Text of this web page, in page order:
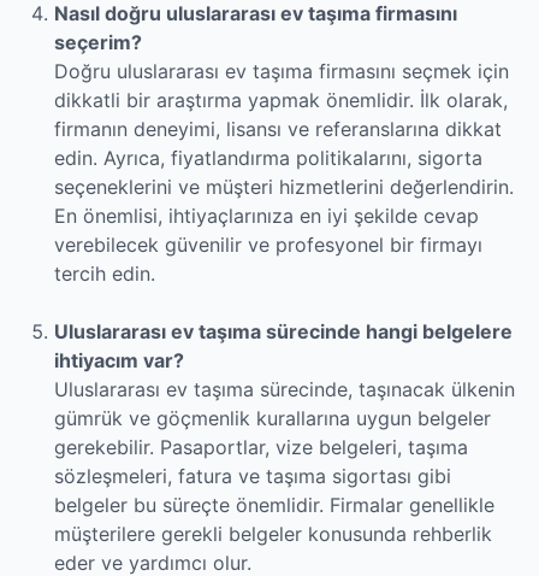
Nasıl doğru uluslararası ev taşıma firmasını
seçerim?
Doğru uluslararası ev taşıma firmasını seçmek için
dikkatli bir araştırma yapmak önemlidir. İlk olarak,
firmanın deneyimi, lisansı ve referanslarına dikkat
edin. Ayrıca, fiyatlandırma politikalarını, sigorta
seçeneklerini ve müşteri hizmetlerini değerlendirin.
En önemlisi, ihtiyaçlarınıza en iyi şekilde cevap
verebilecek güvenilir ve profesyonel bir firmayı
tercih edin.
Uluslararası ev taşıma sürecinde hangi belgelere
ihtiyacım var?
Uluslararası ev taşıma sürecinde, taşınacak ülkenin
gümrük ve göçmenlik kurallarına uygun belgeler
gerekebilir. Pasaportlar, vize belgeleri, taşıma
sözleşmeleri, fatura ve taşıma sigortası gibi
belgeler bu süreçte önemlidir. Firmalar genellikle
müşterilere gerekli belgeler konusunda rehberlik
eder ve yardımcı olur.